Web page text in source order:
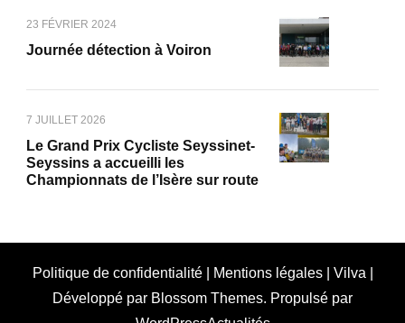
23 FÉVRIER 2024
Journée détection à Voiron
7 JUILLET 2026
Le Grand Prix Cycliste Seyssinet-
Seyssins a accueilli les
Championnats de l’Isère sur route
Politique de confidentialité| Mentions légales| Vilva |
Développé par Blossom Themes. Propulsé par